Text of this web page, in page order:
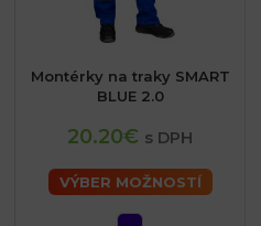
Montérky na traky SMART
BLUE 2.0
20.20€ s DPH
VÝBER MOŽNOSTÍ